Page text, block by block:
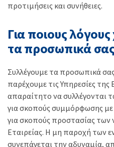
προτιμήσεις και συνήθειες.
Για ποιους
τα προσωπικά
Συλλέγουμε τα προσωπικά
παρέχουμε τις Υπηρεσίες της
απαραίτητο να συλλέγονται
για σκοπούς συμμόρφωσης με
για σκοπούς προστασίας
Εταιρείας. Η μη παροχή των
συνεπάγεται την αδυναμία,